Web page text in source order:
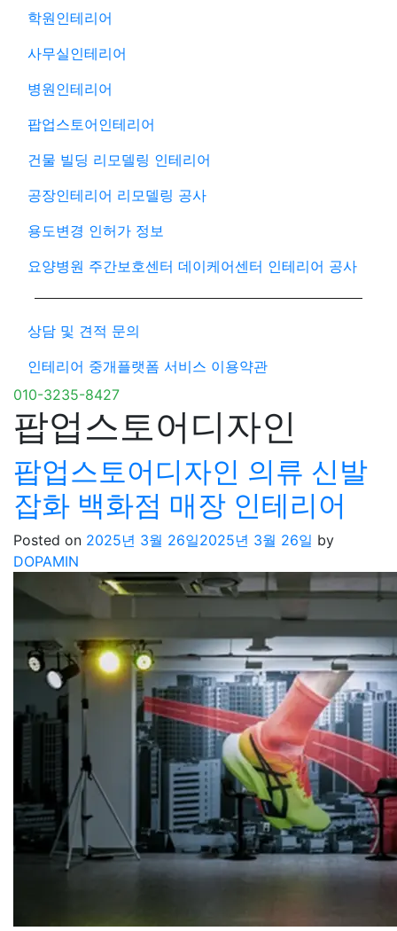
학원인테리어
사무실인테리어
병원인테리어
팝업스토어인테리어
건물 빌딩 리모델링 인테리어
공장인테리어 리모델링 공사
용도변경 인허가 정보
요양병원 주간보호센터 데이케어센터 인테리어 공사
상담 및 견적 문의
인테리어 중개플랫폼 서비스 이용약관
010-3235-8427
팝업스토어디자인
팝업스토어디자인 의류 신발
잡화 백화점 매장 인테리어
Posted on 2025년 3월 26일2025년 3월 26일 by
DOPAMIN